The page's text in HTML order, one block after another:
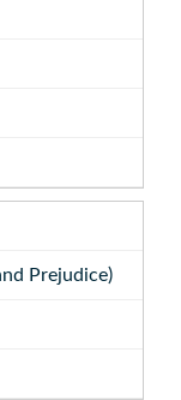
Prejudice)